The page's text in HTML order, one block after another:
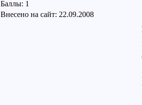
Баллы: 1
Внесено на сайт: 22.09.2008